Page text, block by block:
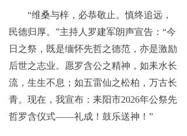
“维桑与梓，必恭敬止。慎终追远，
民德归厚。”主持人罗建军朗声宣告：“今
日之祭，既是缅怀先哲之德范，亦是激励
后世之志业。愿罗含公之精神，如耒水长
流，生生不息；如五雷仙之松柏，万古长
青。现在，我宣布：耒阳市2026年公祭先
哲罗含仪式——礼成！鼓乐送神！”